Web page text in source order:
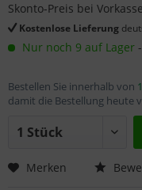
Skonto-Preis bei
Kostenlose Lieferung
Nur noch 9 auf Lager
Bestellen Sie innerhalb von
damit die Bestellung heute
Merken